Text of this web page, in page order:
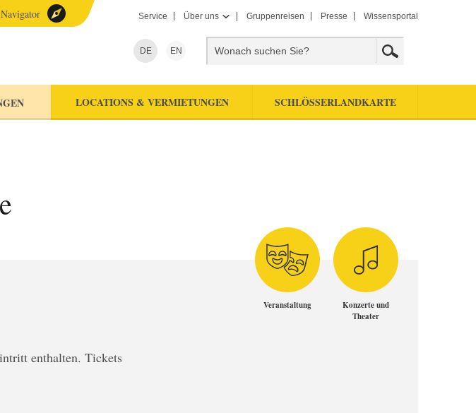
Service Über uns Gruppenreisen Presse Wissensportal
DE EN
LOCATIONS & VERMIETUNGEN SCHLÖSSERLANDKARTE
enthalten. Tickets
Veranstaltung
Konzerte und
Theater